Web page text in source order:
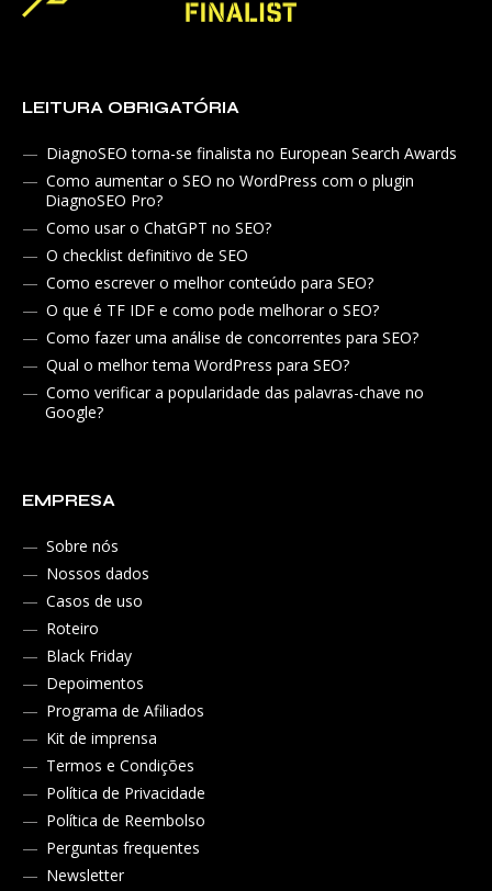
LEITURA OBRIGATÓRIA
DiagnoSEO torna-se finalista no European Search Awards
Como aumentar o SEO no WordPress com o plugin
DiagnoSEO Pro?
Como usar o ChatGPT no SEO?
O checklist definitivo de SEO
Como escrever o melhor conteúdo para SEO?
O que é TF IDF e como pode melhorar o SEO?
Como fazer uma análise de concorrentes para SEO?
Qual o melhor tema WordPress para SEO?
Como verificar a popularidade das palavras-chave no
Google?
EMPRESA
Sobre nós
Nossos dados
Casos de uso
Roteiro
Black Friday
Depoimentos
Programa de Afiliados
Kit de imprensa
Termos e Condições
Política de Privacidade
Política de Reembolso
Perguntas frequentes
Newsletter